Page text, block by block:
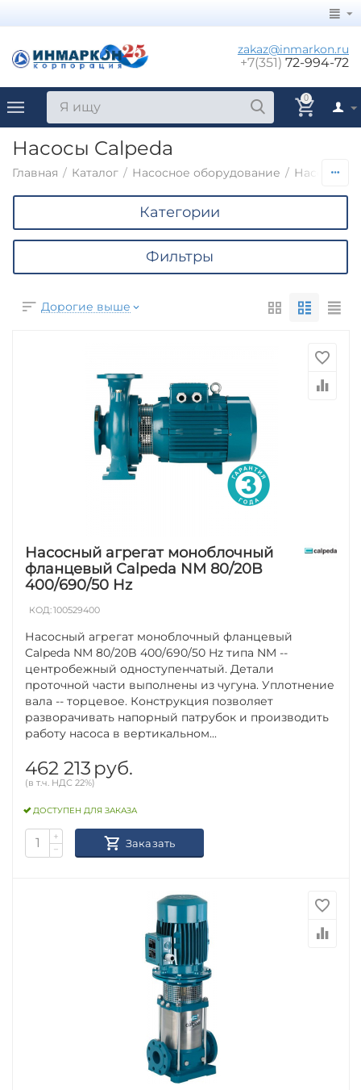
zakaz@inmarkon.ru
+7(351) 72-994-72
0
Насосы Calpeda
Главная / Каталог / Насосное оборудование / Насосы по
Категории
Фильтры
Дорогие выше
Насосный агрегат моноблочный
фланцевый Calpeda NM 80/20B
400/690/50 Hz
КОД:100529400
Насосный агрегат моноблочный фланцевый
Calpeda NM 80/20B 400/690/50 Hz типа NM --
центробежный одноступенчатый. Детали
проточной части выполнены из чугуна. Уплотнение
вала -- торцевое. Конструкция позволяет
разворачивать напорный патрубок и производить
работу насоса в вертикальном...
462 213 руб.
(в т.ч. НДС 22%)
ДОСТУПЕН ДЛЯ ЗАКАЗА
+
−
Заказать